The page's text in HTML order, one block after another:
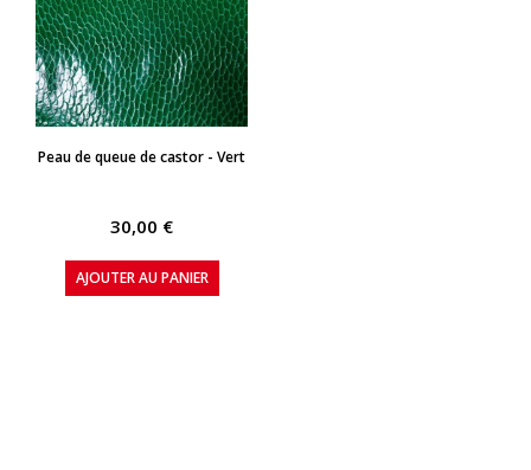
APERÇU RAPIDE
Peau de queue de castor - Vert
30,00 €
AJOUTER AU PANIER